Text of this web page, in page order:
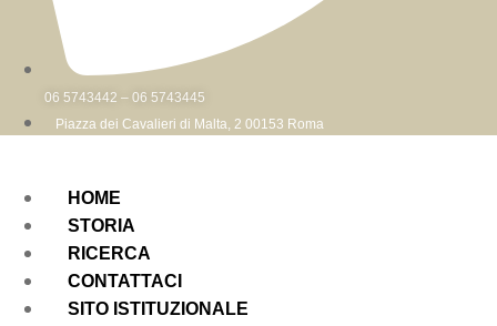
06 5743442 – 06 5743445
Piazza dei Cavalieri di Malta, 2 00153 Roma
HOME
STORIA
RICERCA
CONTATTACI
SITO ISTITUZIONALE